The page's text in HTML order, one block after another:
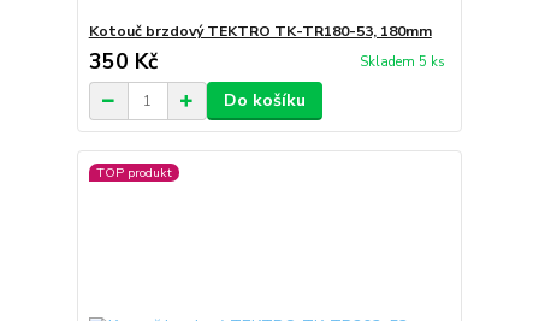
Kotouč brzdový TEKTRO TK-TR180-53, 180mm
350 Kč Skladem 5 ks
Do košíku
TOP produkt